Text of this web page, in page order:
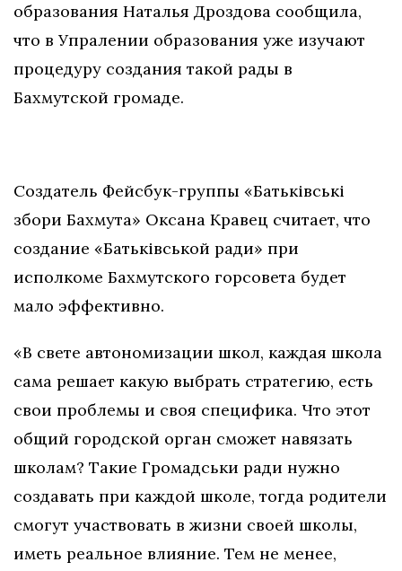
образования Наталья Дроздова сообщила,
что в Упралении образования уже изучают
процедуру создания такой рады в
Бахмутской громаде.
Создатель Фейсбук-группы «Батьківські
збори Бахмута» Оксана Кравец считает, что
создание «Батьківськой ради» при
исполкоме Бахмутского горсовета будет
мало эффективно.
«В свете автономизации школ, каждая школа
сама решает какую выбрать стратегию, есть
свои проблемы и своя специфика. Что этот
общий городской орган сможет навязать
школам? Такие Громадськи ради нужно
создавать при каждой школе, тогда родители
смогут участвовать в жизни своей школы,
иметь реальное влияние. Тем не менее,